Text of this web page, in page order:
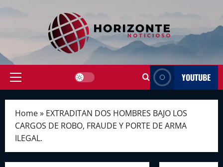
Primary
YOUTUBE
Home» EXTRADITAN DOS HOMBRES BAJO LOS
CARGOS DE ROBO, FRAUDE Y PORTE DE ARMA
ILEGAL.